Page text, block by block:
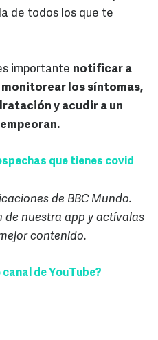
de todos los que te
importante notificar a
los síntomas,
y acudir a un
que tienes covid
de BBC Mundo.
de nuestra app y actívalas
contenido.
de YouTube?